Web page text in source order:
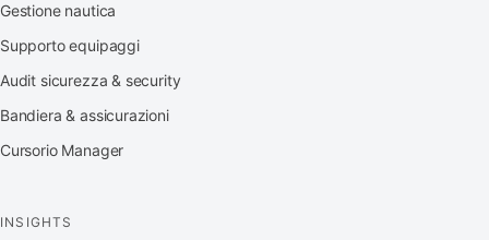
Gestione nautica
Supporto equipaggi
Audit sicurezza & security
Bandiera & assicurazioni
Cursorio Manager
INSIGHTS